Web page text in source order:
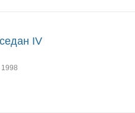
IV
1998